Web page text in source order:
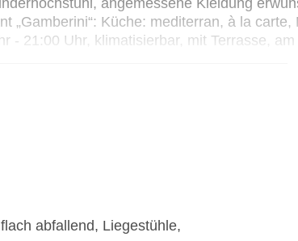
angemessene Kleidung
„Gamberini“: Küche: mediterran, à la
- 21:00 Uhr, klimatisierbar, mit Terrasse, am
Bar“: 08:00 Uhr - 18:00 Uhr
abfallend, Liegestühle,